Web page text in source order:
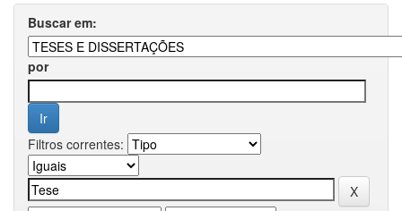
Buscar em:
por
Filtros correntes: